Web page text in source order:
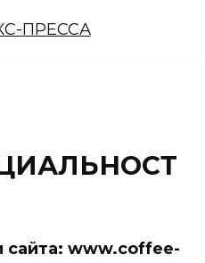
сайта: www.coffee-